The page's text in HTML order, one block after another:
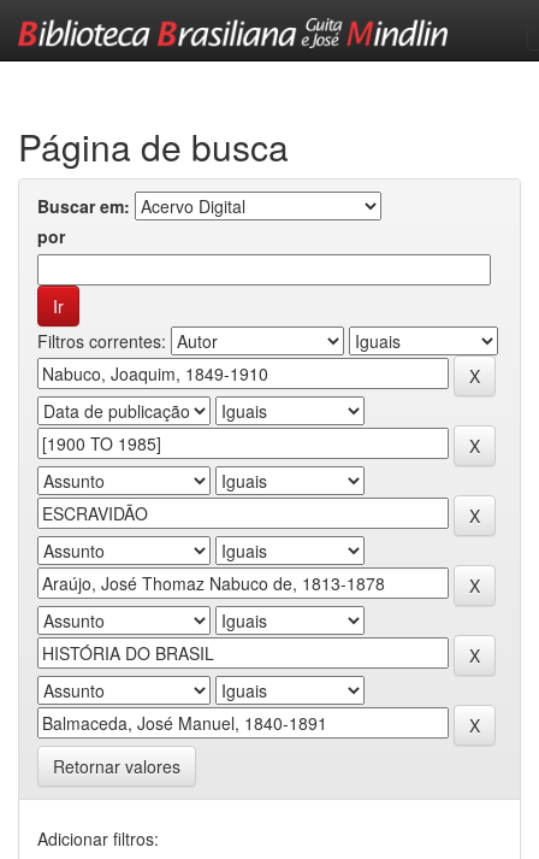
Página de busca
Buscar em:
por
Filtros correntes:
Retornar valores
Adicionar filtros: